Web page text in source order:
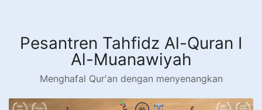
kontenPesantren Tahfidz Al-Quran I
Al-Muanawiyah
Menghafal Qur'an dengan menyenangkan